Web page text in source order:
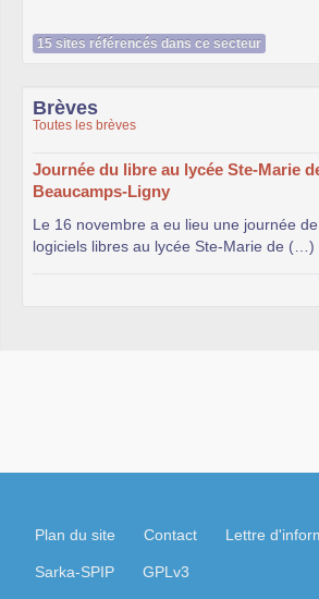
15 sites référencés dans ce secteur
Brèves
Toutes les brèves
Journée du libre au lycée Ste-Marie
Beaucamps-Ligny
Le 16 novembre a eu lieu une journée
logiciels libres au lycée Ste-Marie de (…)
Plan du site Contact Lettre
Sarka-SPIP GPLv3